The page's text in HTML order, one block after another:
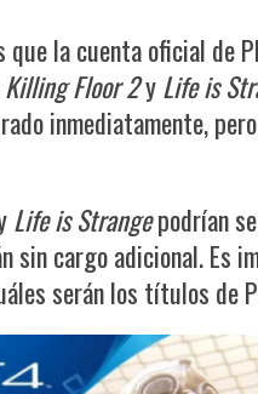
que la cuenta oficial de
Killing Floor 2yLife is
inmediatamente,
Life is Strangepodrían
sin cargo adicional. Es
serán los títulos de